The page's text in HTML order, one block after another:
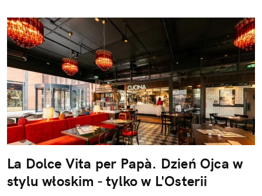
La Dolce Vita per Papà. Dzień Ojca w
stylu włoskim - tylko w L'Osterii